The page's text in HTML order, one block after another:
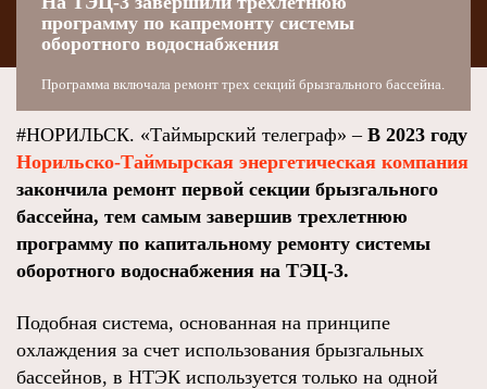
программу по капремонту системы
оборотного водоснабжения
Программа включала ремонт трех секций брызгального бассейна.
#НОРИЛЬСК. «Таймырский телеграф» – В 2023 году
Норильско-Таймырская энергетическая компания
закончила ремонт первой секции брызгального
бассейна, тем самым завершив трехлетнюю
программу по капитальному ремонту системы
оборотного водоснабжения на ТЭЦ-3.
Подобная система, основанная на принципе
охлаждения за счет использования брызгальных
бассейнов, в НТЭК используется только на одной